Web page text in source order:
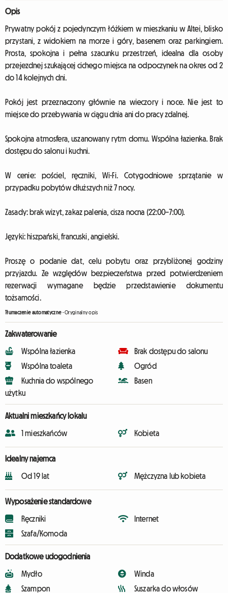
Opis
Prywatny pokój z pojedynczym łóżkiem w mieszkaniu w Altei, blisko
przystani, z widokiem na morze i góry, basenem oraz parkingiem.
Prosta, spokojna i pełna szacunku przestrzeń, idealna dla osoby
przejezdnej szukającej cichego miejsca na odpoczynek na okres od 2
do 14 kolejnych dni.
Pokój jest przeznaczony głównie na wieczory i noce. Nie jest to
miejsce do przebywania w ciągu dnia ani do pracy zdalnej.
Spokojna atmosfera, uszanowany rytm domu. Wspólna łazienka. Brak
dostępu do salonu i kuchni.
W cenie: pościel, ręczniki, Wi-Fi. Cotygodniowe sprzątanie w
przypadku pobytów dłuższych niż 7 nocy.
Zasady: brak wizyt, zakaz palenia, cisza nocna (22:00–7:00).
Języki: hiszpański, francuski, angielski.
Proszę o podanie dat, celu pobytu oraz przybliżonej godziny
przyjazdu. Ze względów bezpieczeństwa przed potwierdzeniem
rezerwacji wymagane będzie przedstawienie dokumentu
tożsamości.
Tłumaczenie automatyczne-Oryginalny opis
Zakwaterowanie
Wspólna łazienka
Wspólna toaleta
Kuchnia do wspólnego
użytku
Brak dostępu do salonu
Ogród
Basen
Aktualni mieszkańcy lokalu
1 mieszkańców Kobieta
Idealny najemca
Od 19 lat Mężczyzna lub kobieta
Wyposażenie standardowe
Ręczniki
Szafa/Komoda
Internet
Dodatkowe udogodnienia
Mydło
Szampon
Winda
Suszarka do włosów